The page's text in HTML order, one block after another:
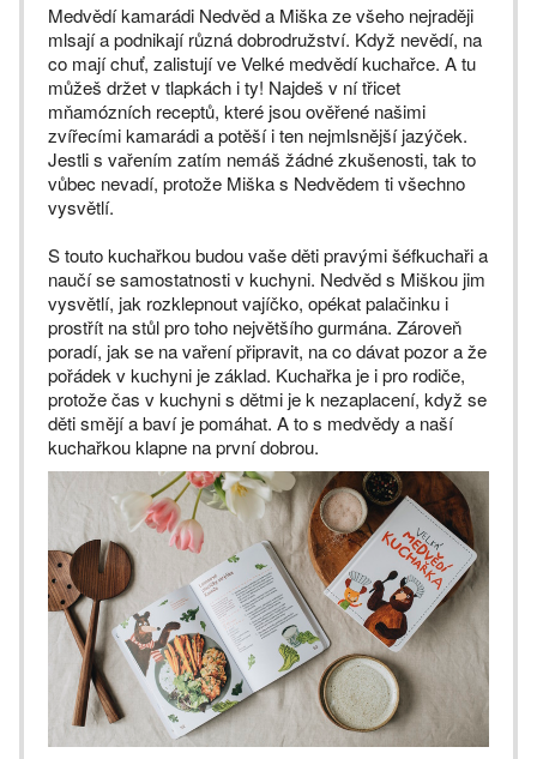
Medvědí kamarádi Nedvěd a Miška ze všeho nejraději
mlsají a podnikají různá dobrodružství. Když nevědí, na
co mají chuť, zalistují ve Velké medvědí kuchařce. A tu
můžeš držet v tlapkách i ty! Najdeš v ní třicet
mňamózních receptů, které jsou ověřené našimi
zvířecími kamarádi a potěší i ten nejmlsnější jazýček.
Jestli s vařením zatím nemáš žádné zkušenosti, tak to
vůbec nevadí, protože Miška s Nedvědem ti všechno
vysvětlí.
S touto kuchařkou budou vaše děti pravými šéfkuchaři a
naučí se samostatnosti v kuchyni. Nedvěd s Miškou jim
vysvětlí, jak rozklepnout vajíčko, opékat palačinku i
prostřít na stůl pro toho největšího gurmána. Zároveň
poradí, jak se na vaření připravit, na co dávat pozor a že
pořádek v kuchyni je základ. Kuchařka je i pro rodiče,
protože čas v kuchyni s dětmi je k nezaplacení, když se
děti smějí a baví je pomáhat. A to s medvědy a naší
kuchařkou klapne na první dobrou.